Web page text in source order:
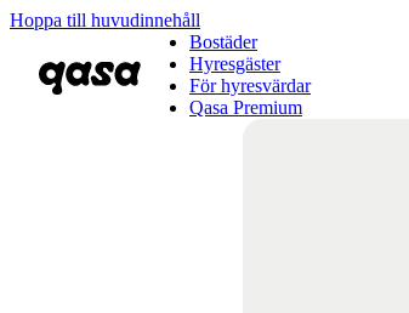
Hoppa till huvudinnehåll
Bostäder
Hyresgäster
För hyresvärdar
Qasa Premium